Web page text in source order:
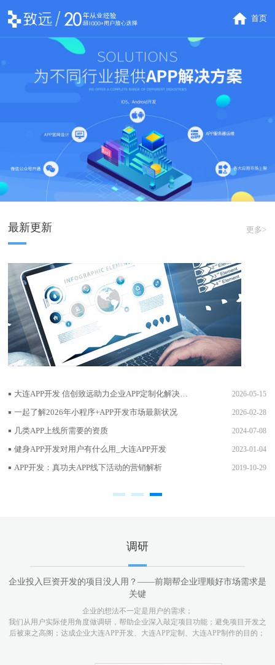
首页
最新更新 更多>
2026-05-15
一起了解2026年小程序+APP开发市场最新状况 2026-02-28
几类APP上线所需要的资质 2024-07-08
健⾝APP开发对⽤户有什么⽤_大连APP开发 2023-01-04
APP开发：真功夫APP线下活动的营销解析 2019-10-29
调研
企业投入巨资开发的项目没人用？——前期帮企业理顺好市场需求是
关键
企业的想法不一定是用户的需求；
我们从用户实际使用角度做调研，帮助企业深入敲定项目功能；避免项目开发之
后被束之高阁；达成企业大连APP开发、大连APP定制、大连APP制作的目的；